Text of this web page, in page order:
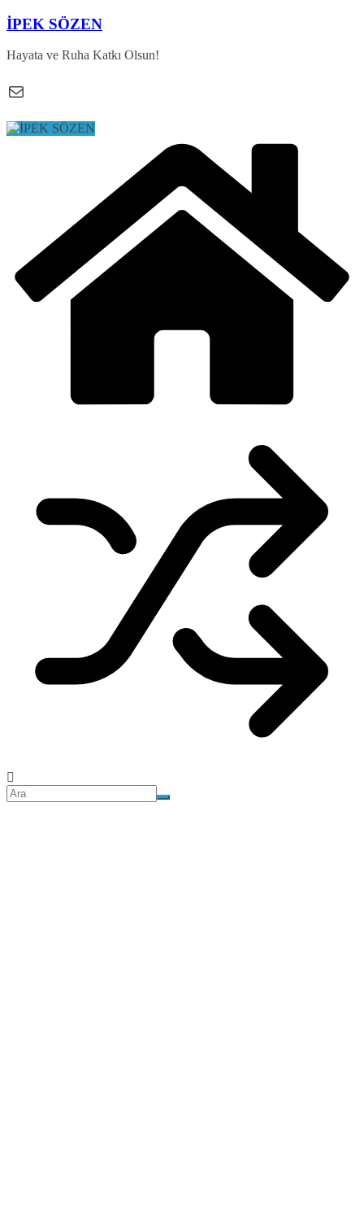
Skip
content
İPEK SÖZEN
Hayata ve Ruha Katkı Olsun!
E-posta